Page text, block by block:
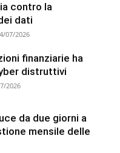
contro la
dati
07/2026
finanziarie ha
distruttivi
2026
da due giorni a
mensile delle